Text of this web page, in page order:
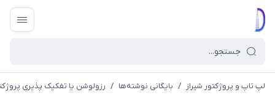
لپ تاپ و پروژکتور شیراز / بایگانی نوشته‌ها / رزولوشن یا تفکیک پذیری